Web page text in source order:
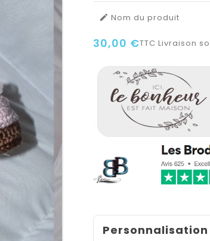
 Nom du produit
30,00 €TTC Livraison